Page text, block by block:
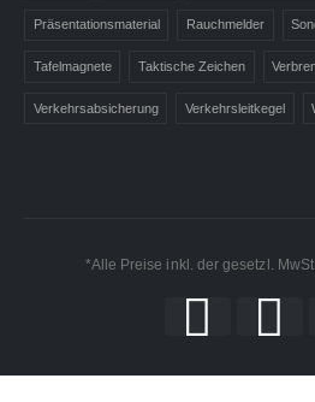
Präsentationsmaterial Rauchmelder
Tafelmagnete Taktische Zeichen
Verkehrsabsicherung Verkehrsleitkegel
*Alle Preise inkl. der gesetzl. MwSt.